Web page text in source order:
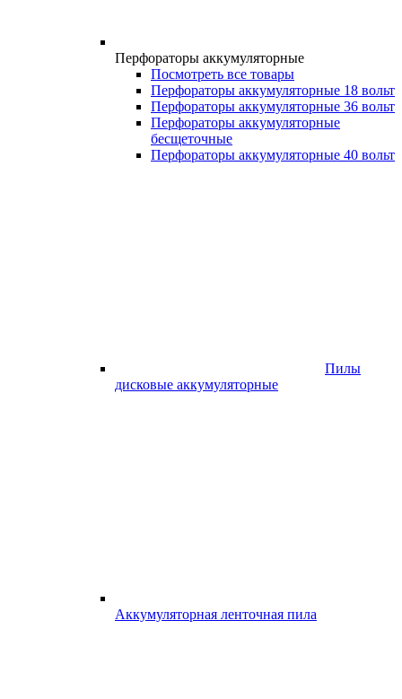
Перфораторы аккумуляторные
Посмотреть все товары
Перфораторы аккумуляторные 18 вольт
Перфораторы аккумуляторные 36 вольт
Перфораторы аккумуляторные
бесщеточные
Перфораторы аккумуляторные 40 вольт
Пилы
дисковые аккумуляторные
Аккумуляторная ленточная пила